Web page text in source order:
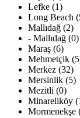
Lefke (1)
Long Beach
Mallıdağ (2)
- Mallıdağ (0)
Maraş (6)
Mehmetçik
Merkez (32)
Mersinlik (5)
Mezitli (0)
Minareliköy
Mormenekşe